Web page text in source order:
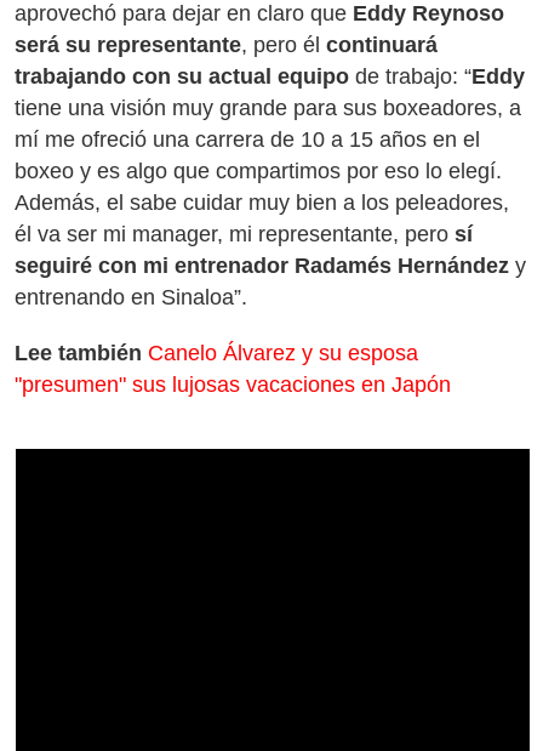
aprovechó para dejar en claro que Eddy Reynoso
será su representante, pero él continuará
trabajando con su actual equipo de trabajo: “Eddy
tiene una visión muy grande para sus boxeadores, a
mí me ofreció una carrera de 10 a 15 años en el
boxeo y es algo que compartimos por eso lo elegí.
Además, el sabe cuidar muy bien a los peleadores,
él va ser mi manager, mi representante, pero sí
seguiré con mi entrenador Radamés Hernández y
entrenando en Sinaloa”.
Lee también Canelo Álvarez y su esposa
"presumen" sus lujosas vacaciones en Japón